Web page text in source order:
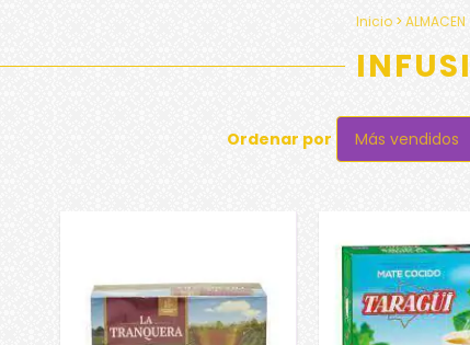
Inicio >ALMACEN
Ordenar por